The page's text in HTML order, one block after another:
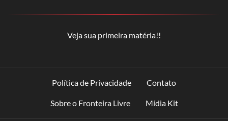
Veja sua primeira matéria!!
Política de Privacidade Contato
Sobre o Fronteira Livre Mídia Kit